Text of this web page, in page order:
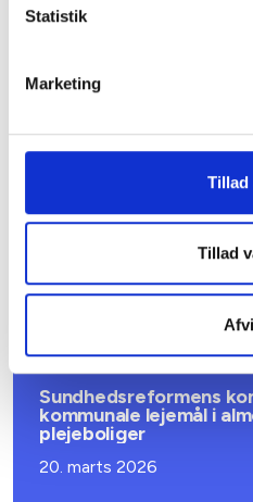
Statistik
Marketing
Tillad
Tillad
ejendomme skal være
08. juni 2026
BL INFORMERER
Ansvar for
08. juni 2026
Sundhedsreformens
kommunale lejemål i
plejeboliger
20. marts 2026